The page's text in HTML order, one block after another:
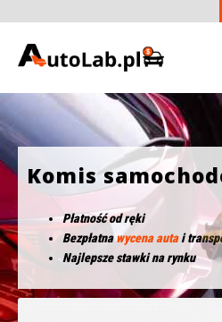
Komis
Płatność od ręki
Bezpłatnawycena autai
Najlepsze stawki na rynku